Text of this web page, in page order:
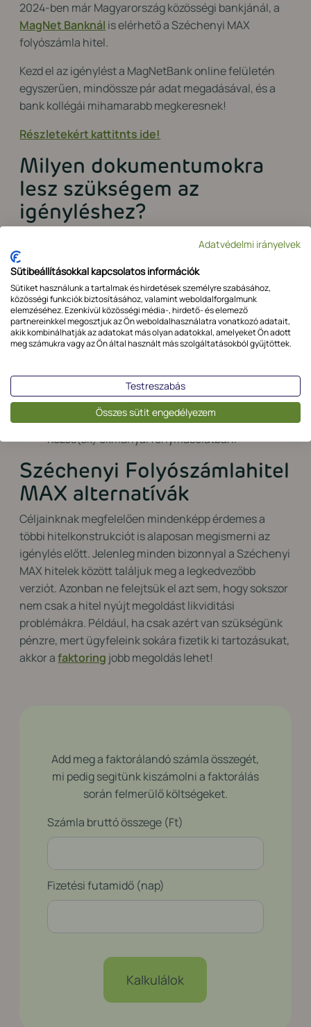
2024-ben már Magyarország közösségi bankjánál, a
MagNet Banknál is elérhető a Széchenyi MAX
folyószámla hitel.
Kezd el az igénylést a MagNetBank online felületén
egyszerűen, mindössze pár adat megadásával, és a
bank kollégái mihamarabb megkeresnek!
Részletekért kattitnts ide!
Milyen dokumentumokra
lesz szükségem az
igényléshez?
Az igényléshez – mint minden hitelfelvételhez –
számos különböző dokumentumra lesz szükségünk. A
következőket feltétlenül vigyünk magunkkal:
Konstrukciónak/hiteltípusnak megfelelő
igénylési lap.
Az elmúlt év(ek) gazdálkodási adatai
(SZJA/KATA bevallás, éves beszámoló, főkönyvi
Nemleges adóigazolás.
Az igénylő/cégjegyzésre jogosult személyes
okmányai.
Kezes(ek) okmányai fénymásolatban.
Széchenyi Folyószámlahitel
MAX alternatívák
Céljainknak megfelelően mindenképp érdemes a
többi hitelkonstrukciót is alaposan megismerni az
igénylés előtt. Jelenleg minden bizonnyal a Széchenyi
MAX hitelek között találjuk meg a legkedvezőbb
verziót. Azonban ne felejtsük el azt sem, hogy sokszor
nem csak a hitel nyújt megoldást likviditási
problémákra. Például, ha csak azért van szükségünk
pénzre, mert ügyfeleink sokára fizetik ki tartozásukat,
akkor afaktoring jobb megoldás lehet!
Add meg a faktorálandó számla összegét,
mi pedig segitünk kiszámolni a faktorálás
során felmerülő költségeket.
Számla bruttó összege (Ft)
Fizetési futamidő (nap)
Kalkulálok
Adatvédelmi irányelvek
Sütibeállításokkal kapcsolatos információk
Sütiket használunk a tartalmak és hirdetések személyre szabásához,
közösségi funkciók biztosításához, valamint weboldalforgalmunk
elemzéséhez. Ezenkívül közösségi média-, hirdető- és elemező
partnereinkkel megosztjuk az Ön weboldalhasználatra vonatkozó adatait,
akik kombinálhatják az adatokat más olyan adatokkal, amelyeket Ön adott
meg számukra vagy az Ön által használt más szolgáltatásokból gyűjtöttek.
Testreszabás
Összes sütit engedélyezem